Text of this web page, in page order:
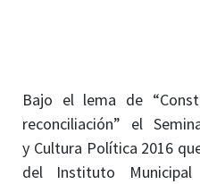
Bajo el lema de
reconciliación” el
y Cultura Política 2016
del Instituto